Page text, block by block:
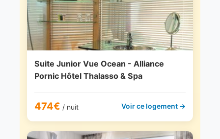
Suite Junior Vue Ocean - Alliance
Pornic Hôtel Thalasso & Spa
474€ / nuit Voir ce logement →